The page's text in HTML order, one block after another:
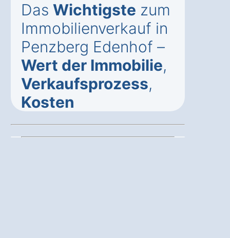
Das Wichtigste zum
Immobilienverkauf in
Penzberg Edenhof –
Wert der Immobilie,
Verkaufsprozess,
Kosten